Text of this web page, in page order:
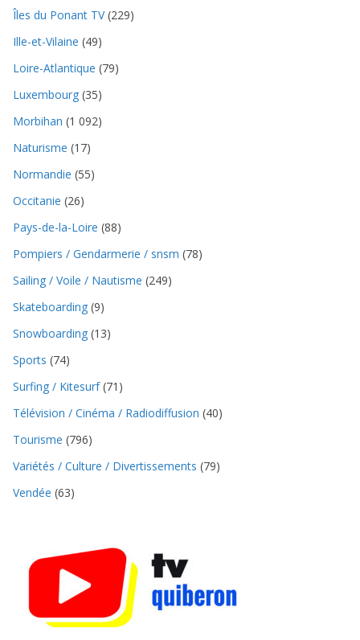
Îles du Ponant TV(229)
Ille-et-Vilaine (49)
Loire-Atlantique (79)
Luxembourg (35)
Morbihan (1 092)
Naturisme (17)
Normandie (55)
Occitanie (26)
Pays-de-la-Loire (88)
Pompiers / Gendarmerie / snsm (78)
Sailing / Voile / Nautisme (249)
Skateboarding (9)
Snowboarding (13)
Sports (74)
Surfing / Kitesurf(71)
Télévision / Cinéma / Radiodiffusion (40)
Tourisme (796)
Variétés / Culture / Divertissements (79)
Vendée (63)